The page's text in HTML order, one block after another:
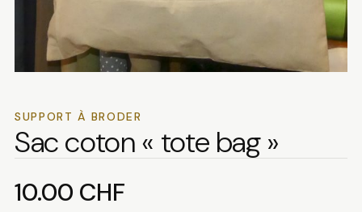
SUPPORT À BRODER
Sac coton « tote bag »
10.00 CHF